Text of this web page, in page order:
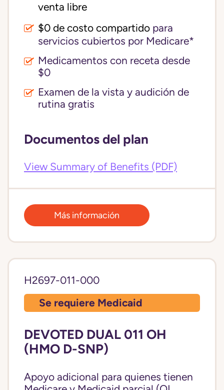
venta libre
$0 de costo compartido para
servicios cubiertos por Medicare*
Medicamentos con receta desde
$0
Examen de la vista y audición de
rutina gratis
Documentos del plan
View Summary of Benefits (PDF)
Más información
H2697-011-000
Se requiere Medicaid
DEVOTED DUAL 011 OH
(HMO D-SNP)
Apoyo adicional para quienes tienen